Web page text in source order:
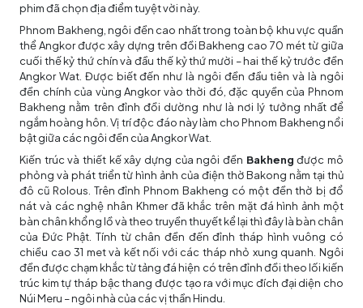
phim đã chọn địa điểm tuyệt vời này.
Phnom Bakheng, ngôi đền cao nhất trong toàn bộ khu vực quần
thể Angkor được xây dựng trên đồi Bakheng cao 70 mét từ giữa
cuối thế kỷ thứ chín và đầu thế kỷ thứ mười – hai thế kỷ trước đền
Angkor Wat. Được biết đến như là ngôi đền đầu tiên và là ngôi
đền chính của vùng Angkor vào thời đó, đặc quyền của Phnom
Bakheng nằm trên đỉnh đồi dường như là nơi lý tưởng nhất để
ngắm hoàng hôn. Vị trí độc đáo này làm cho Phnom Bakheng nổi
bật giữa các ngôi đền của Angkor Wat.
Kiến trúc và thiết kế xây dựng của ngôi đền Bakheng được mô
phỏng và phát triển từ hình ảnh của điện thờ Bakong nằm tại thủ
đô cũ Rolous. Trên đỉnh Phnom Bakheng có một đền thờ bị đổ
nát và các nghệ nhân Khmer đã khắc trên mặt đá hình ảnh một
bàn chân khổng lồ và theo truyền thuyết kể lại thì đây là bàn chân
của Đức Phật. Tính từ chân đền đến đỉnh tháp hình vuông có
chiều cao 31 met và kết nối với các tháp nhỏ xung quanh. Ngôi
đền được chạm khắc từ tảng đá hiện có trên đỉnh đồi theo lối kiến
trúc kim tự tháp bậc thang được tạo ra với mục đích đại diện cho
Núi Meru – ngôi nhà của các vị thần Hindu.